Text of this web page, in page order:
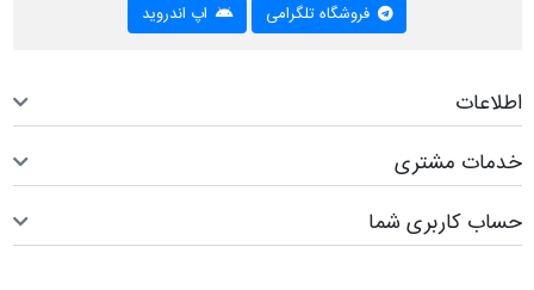
فروشگاه تلگرامی اپ اندروید
اطلاعات
خدمات مشتری
حساب کاربری شما